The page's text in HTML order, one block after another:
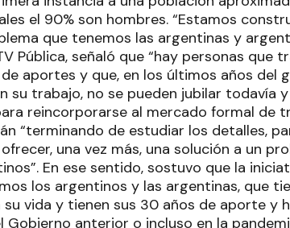
el 90% son hombres. “Estamos
que tenemos las argentinas y
Pública, señaló que “hay personas que
aportes y que, en los últimos años del
su trabajo, no se pueden jubilar todavía
reincorporarse al mercado formal de
“terminando de estudiar los detalles,
una vez más, una solución a un
En ese sentido, sostuvo que la
los argentinos y las argentinas, que
vida y tienen sus 30 años de aporte y
anterior o incluso en la